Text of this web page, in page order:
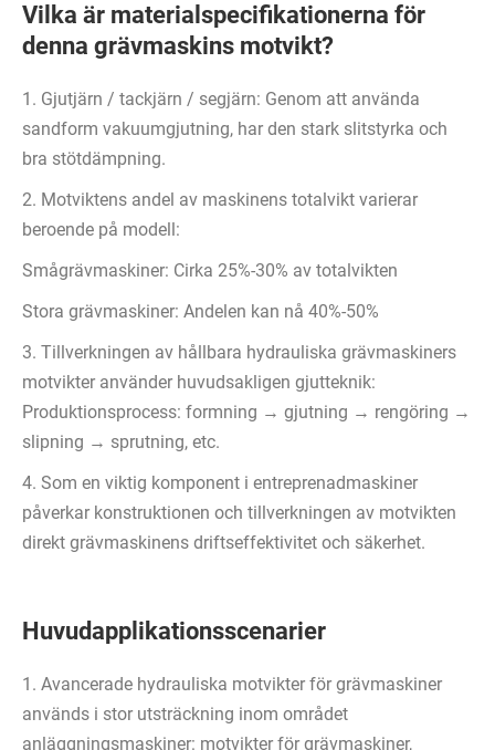
Vilka är materialspecifikationerna för
denna grävmaskins motvikt?
1. Gjutjärn / tackjärn / segjärn: Genom att använda
sandform vakuumgjutning, har den stark slitstyrka och
bra stötdämpning.
2. Motviktens andel av maskinens totalvikt varierar
beroende på modell:
Smågrävmaskiner: Cirka 25%-30% av totalvikten
Stora grävmaskiner: Andelen kan nå 40%-50%
3. Tillverkningen av hållbara hydrauliska grävmaskiners
motvikter använder huvudsakligen gjutteknik:
Produktionsprocess: formning → gjutning → rengöring →
slipning → sprutning, etc.
4. Som en viktig komponent i entreprenadmaskiner
påverkar konstruktionen och tillverkningen av motvikten
direkt grävmaskinens driftseffektivitet och säkerhet.
Huvudapplikationsscenarier
1. Avancerade hydrauliska motvikter för grävmaskiner
används i stor utsträckning inom området
anläggningsmaskiner: motvikter för grävmaskiner,